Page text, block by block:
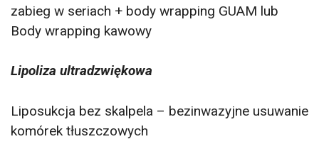
zabieg w seriach + body wrapping GUAM lub
Body wrapping kawowy
Lipoliza ultradzwiękowa
Liposukcja bez skalpela – bezinwazyjne usuwanie
komórek tłuszczowych